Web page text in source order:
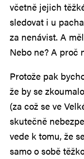
včetně jejich
sledovat i u
za nenávist. A
Nebo ne? A proč
Protože pak
že by se
(za což se ve
skutečně
vede k tomu, že
samo o sobě